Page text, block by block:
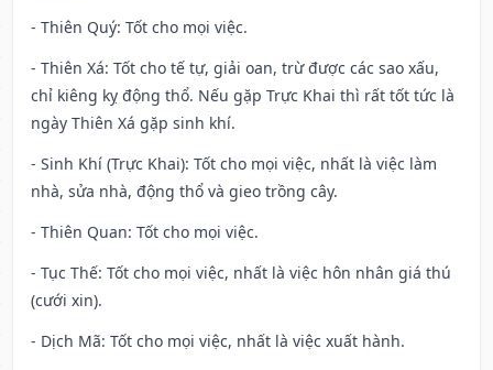
- Thiên Quý: Tốt cho mọi việc.
- Thiên Xá: Tốt cho tế tự, giải oan, trừ được các sao xấu,
chỉ kiêng kỵ động thổ. Nếu gặp Trực Khai thì rất tốt tức là
ngày Thiên Xá gặp sinh khí.
- Sinh Khí (Trực Khai): Tốt cho mọi việc, nhất là việc làm
nhà, sửa nhà, động thổ và gieo trồng cây.
- Thiên Quan: Tốt cho mọi việc.
- Tục Thế: Tốt cho mọi việc, nhất là việc hôn nhân giá thú
(cưới xin).
- Dịch Mã: Tốt cho mọi việc, nhất là việc xuất hành.